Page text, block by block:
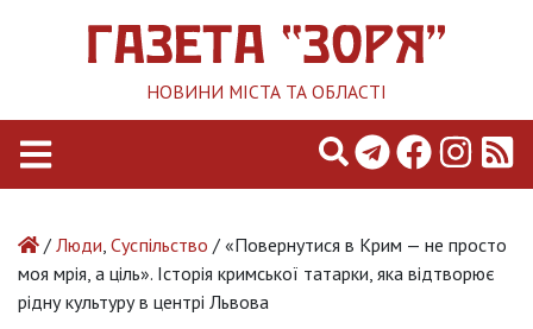
НОВИНИ МІСТА ТА ОБЛАСТІ
/ Люди ,Суспільство / «Повернутися в Крим — не просто
моя мрія, а ціль». Історія кримської татарки, яка відтворює
рідну культуру в центрі Львова